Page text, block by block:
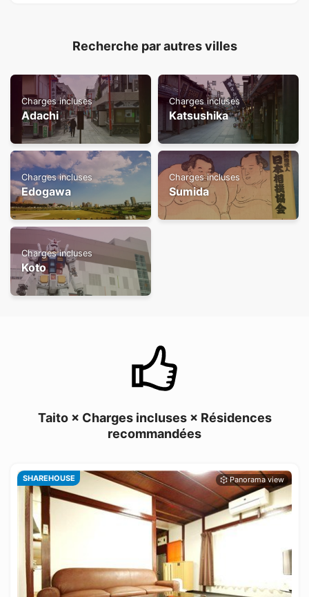
Recherche par autres villes
Charges incluses
Adachi
Charges incluses
Katsushika
Charges incluses
Edogawa
Charges incluses
Sumida
Charges incluses
Koto
Taito × Charges incluses × Résidences
recommandées
SHAREHOUSE